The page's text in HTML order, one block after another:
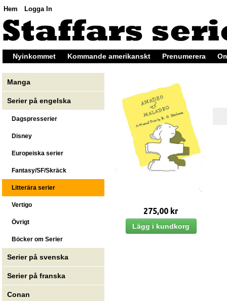
Hem Logga In
Nyinkommet Kommande amerikanskt Prenumerera
Manga
Serier på engelska
Dagspresserier
Disney
Europeiska serier
Fantasy/SF/Skräck
Litterära serier
Vertigo
Övrigt
Böcker om Serier
Serier på svenska
Serier på franska
Conan
275,00 kr